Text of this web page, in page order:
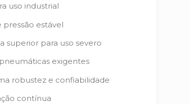
uso industrial
estável
superior para uso severo
exigentes
robustez e confiabilidade
contínua